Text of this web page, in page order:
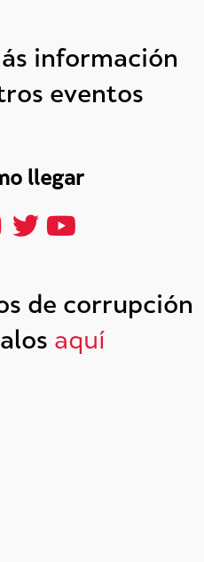
información
eventos
llegar
de corrupción
aquí